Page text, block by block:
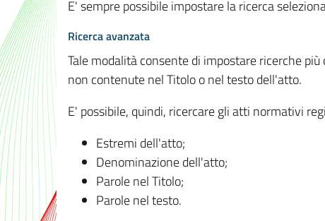
E' sempre possibile impostare la ricerca
Ricerca avanzata
Tale modalità consente di impostare ricerche
non contenute nel Titolo o nel testo dell'atto.
E' possibile, quindi, ricercare gli atti normativi
Estremi dell'atto;
Denominazione dell'atto;
Parole nel Titolo;
Parole nel testo.